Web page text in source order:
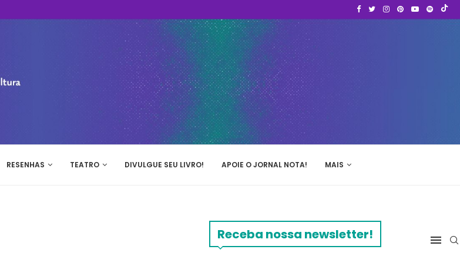
RESENHAS TEATRO DIVULGUE SEU LIVRO! APOIE O JORNAL NOTA! MAIS
Receba nossa newsletter!